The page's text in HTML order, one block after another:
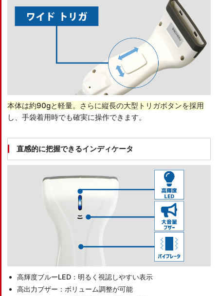
本体は約90gと軽量。さらに縦長の大型トリガボタンを採用
し、手袋着用時でも確実に操作できます。
直感的に把握できるインディケータ
高輝度ブルーLED：明るく視認しやすい表示
高出力ブザー：ボリューム調整が可能